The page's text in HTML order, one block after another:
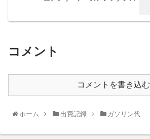
コメント
コメントを書き込む
ホーム 出費記録 ガソリン代